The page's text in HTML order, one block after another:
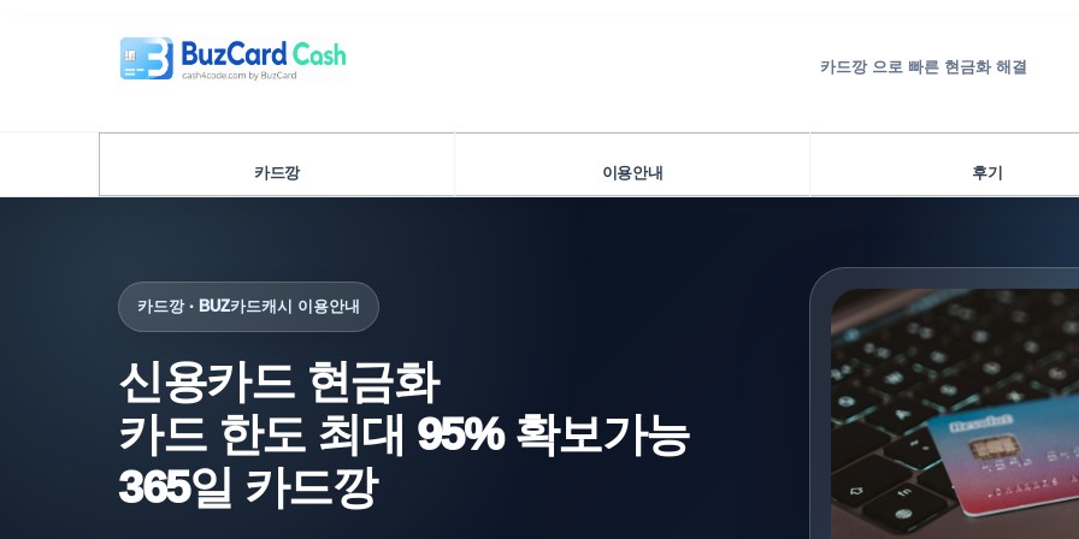
카드깡 으로 빠른 현금화 해결
카드깡 이용안내 후기
카드깡 · BUZ카드캐시 이용안내
신용카드 현금화
카드 한도 최대 95% 확보가능
365일 카드깡